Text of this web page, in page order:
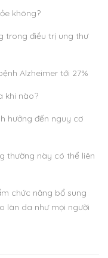
không?
trong điều trị ung thư
Alzheimer tới 27%
khi nào?
hưởng đến nguy cơ
thường này có thể liên
chức năng bổ sung
làn da như mọi người